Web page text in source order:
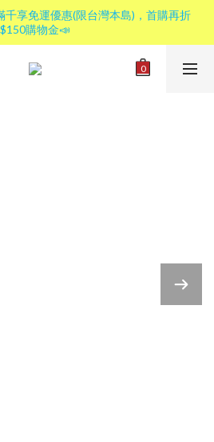
千享免運優惠(限台灣本島)，首購再折
$150購物金📣